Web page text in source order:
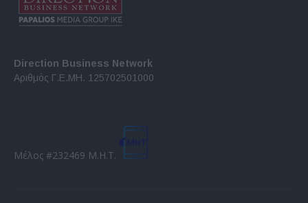
Direction Business Network
Αριθμός Γ.Ε.ΜΗ. 125702501000
Μέλος #232469 Μ.Η.Τ.